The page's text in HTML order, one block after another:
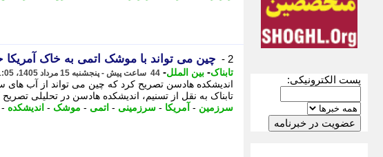
پست الکترونیکی:
2 - چین می تواند با موشک اتمی به خاک آمریکا
تابناک- بین الملل- 44 ساعت پیش - پنجشنبه 15 مرداد 1405، 01:05
اندیشکده هادسن تصریح کرد که چین می تواند از آب
تابناک به نقل از تسنیم، اندیشکده هادسن در تحلیلی
سرزمین - آمریکا - سرزمینی - اتمی - موشک - اندیشکده -